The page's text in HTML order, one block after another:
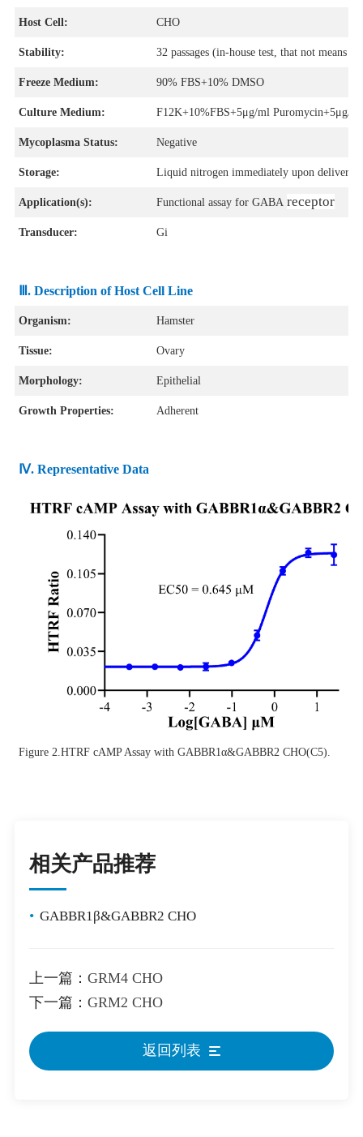
Host Cell: CHO
Stability: 32 passages (in-house test, that not means
Freeze Medium: 90% FBS+10% DMSO
Culture Medium: F12K+10%FBS+5μg/ml Puromycin+5μg/
Mycoplasma Status: Negative
Storage: Liquid nitrogen immediately upon delivery
Application(s): Functional assay for GABA receptor
Transducer: Gi
Ⅲ. Description of Host Cell Line
Organism: Hamster
Tissue: Ovary
Morphology: Epithelial
Growth Properties: Adherent
Ⅳ. Representative Data
Figure 2.HTRF cAMP Assay with GABBR1α&GABBR2 CHO(C5).
相关产品推荐
• GABBR1β&GABBR2 CHO
上一篇： GRM4 CHO
下一篇： GRM2 CHO
返回列表